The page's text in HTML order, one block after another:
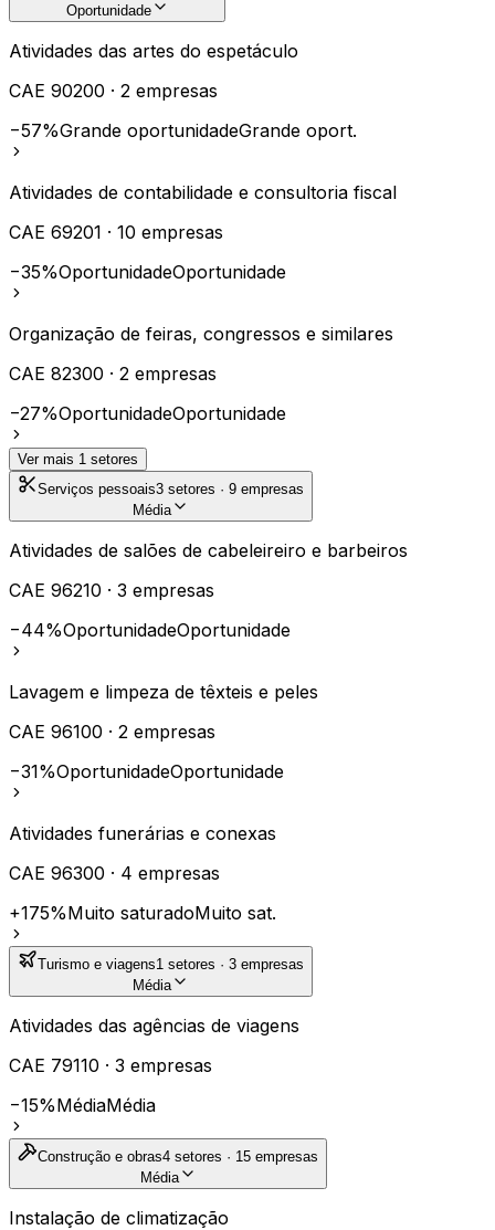
Oportunidade
Atividades das artes do espetáculo
CAE 90200 · 2 empresas
−57%Grande oportunidadeGrande oport.
Atividades de contabilidade e consultoria fiscal
CAE 69201 · 10 empresas
−35%OportunidadeOportunidade
Organização de feiras, congressos e similares
CAE 82300 · 2 empresas
−27%OportunidadeOportunidade
Ver mais 1 setores
Serviços pessoais3 setores · 9 empresas
Média
Atividades de salões de cabeleireiro e barbeiros
CAE 96210 · 3 empresas
−44%OportunidadeOportunidade
Lavagem e limpeza de têxteis e peles
CAE 96100 · 2 empresas
−31%OportunidadeOportunidade
Atividades funerárias e conexas
CAE 96300 · 4 empresas
+175%Muito saturadoMuito sat.
Turismo e viagens1 setores · 3 empresas
Média
Atividades das agências de viagens
CAE 79110 · 3 empresas
−15%MédiaMédia
Construção e obras4 setores · 15 empresas
Média
Instalação de climatização